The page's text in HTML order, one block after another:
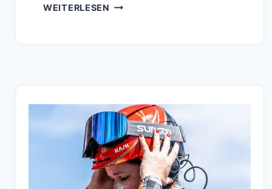
WEITERLESEN SAILGP
GBR
TEAM
WIN